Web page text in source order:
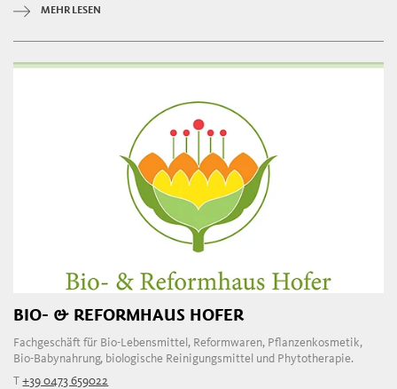
MEHR LESEN
BIO- & REFORMHAUS HOFER
Fachgeschäft für Bio-Lebensmittel, Reformwaren, Pflanzenkosmetik,
Bio-Babynahrung, biologische Reinigungsmittel und Phytotherapie.
T+39 0473 659022